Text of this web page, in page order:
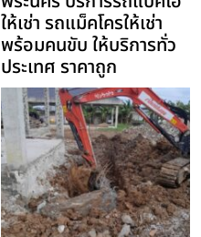
ให้เช่า รถแม็คโครให้เช่า
พร้อมคนขับ ให้บริการทั่ว
ประเทศ ราคาถูก